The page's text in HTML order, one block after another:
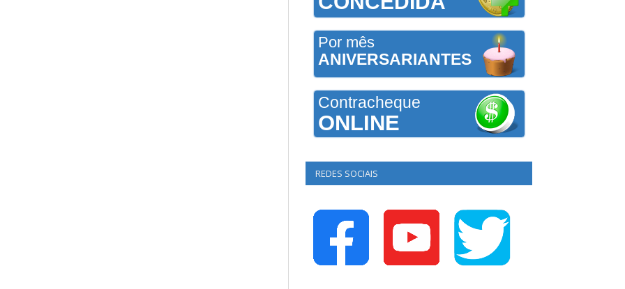
Por mês
ANIVERSARIANTES
Contracheque
ONLINE
REDES SOCIAIS